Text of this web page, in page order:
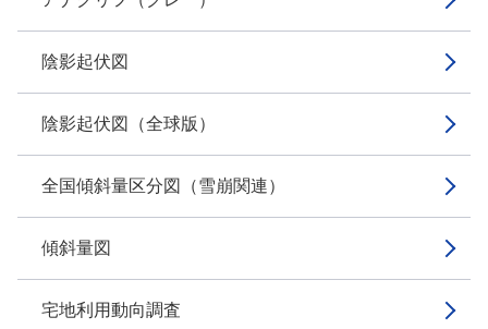
陰影起伏図
陰影起伏図（全球版）
全国傾斜量区分図（雪崩関連）
傾斜量図
宅地利用動向調査